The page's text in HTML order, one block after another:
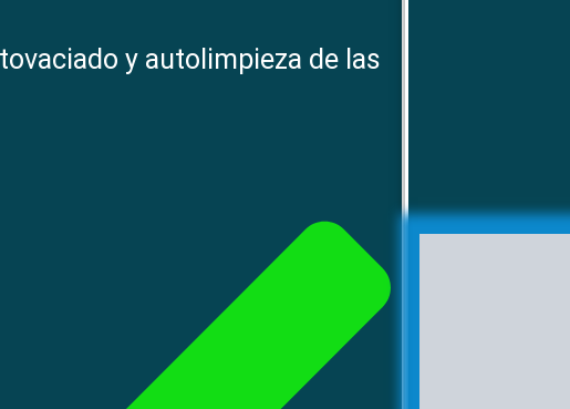
y autolimpieza de las